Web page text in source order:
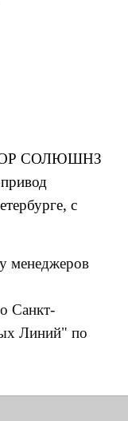
СОЛЮШНЗ
с
менеджеров
Санкт-
Линий" по